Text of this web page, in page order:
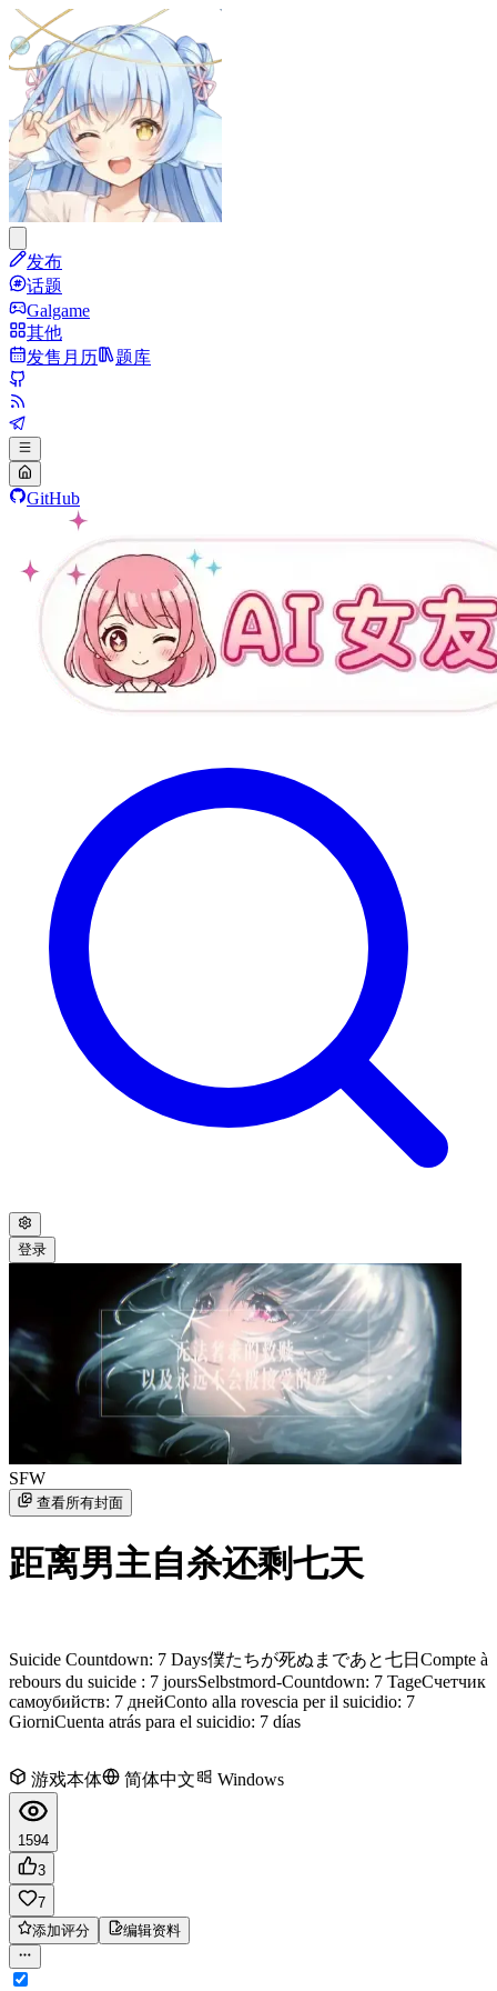
发布
话题
Galgame
其他
发售月历
题库
GitHub
登录
SFW
查看所有封面
距离男主自杀还剩七天
Suicide Countdown: 7 Days僕たちが死ぬまであと七日 Compte à
rebours du suicide : 7 joursSelbstmord-Countdown: 7 TageСчетчик
самоубийств: 7 днейConto alla rovescia per il suicidio: 7
GiorniCuenta atrás para el suicidio: 7 días
游戏本体 简体中文 Windows
1594
3
7
添加评分
编辑资料